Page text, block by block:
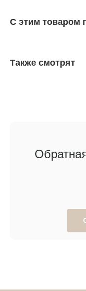
С этим товаром
Также смотрят